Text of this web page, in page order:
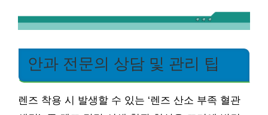
안과 전문의 상담 및 관리 팁
렌즈 착용 시 발생할 수 있는 ‘렌즈 산소 부족 혈관